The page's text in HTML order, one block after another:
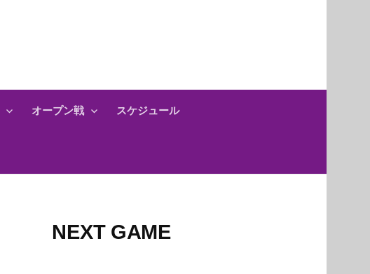
オープン戦 スケジュール
NEXT GAME